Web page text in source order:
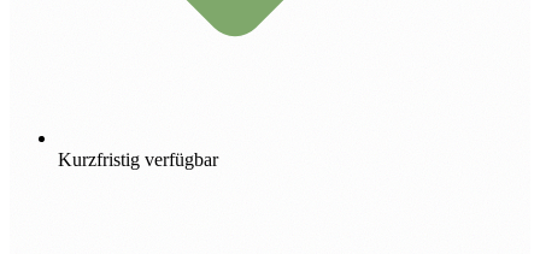
Kurzfristig verfügbar